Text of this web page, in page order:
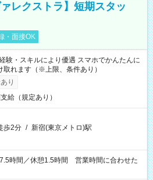
レクストラ】短期スタッ
・面接OK
・スキルにより優遇 スマホでかんたんに
取れます（※上限、条件あり）
り
給（規定あり）
歩2分 / 新宿(東京メトロ)駅